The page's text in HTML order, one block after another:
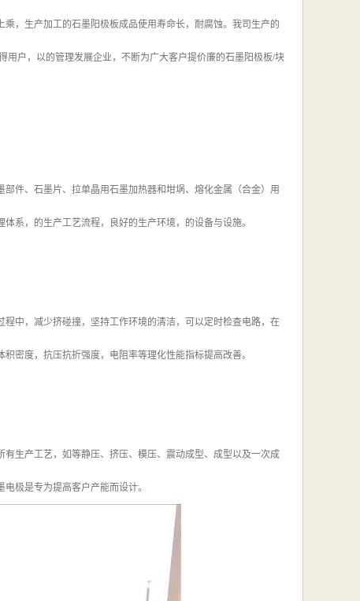
，生产加工的石墨阳极板成品使用寿命长，耐腐蚀。我司生产的
户，以的管理发展企业，不断为广大客户提价廉的石墨阳极板/块
件、石墨片、拉单晶用石墨加热器和坩埚、熔化金属（合金）用
系，的生产工艺流程，良好的生产环境，的设备与设施。
中，减少挤碰撞，坚持工作环境的清洁，可以定时检查电路，在
密度，抗压抗折强度，电阻率等理化性能指标提高改善。
生产工艺，如等静压、挤压、模压、震动成型、成型以及一次成
极是专为提高客户产能而设计。